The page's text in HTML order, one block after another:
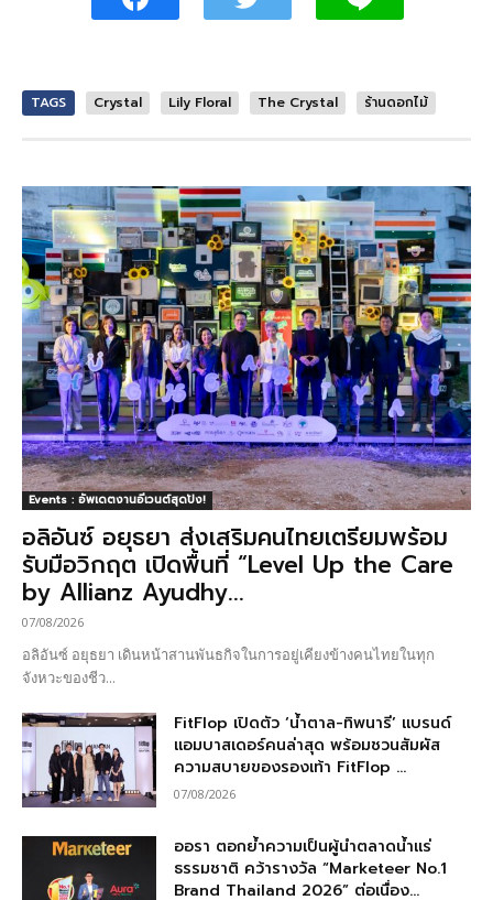
TAGS Crystal Lily Floral The Crystal ร้านดอกไม้
Events : อัพเดตงานอีเวนต์สุดปัง!
อลิอันซ์ อยุธยา ส่งเสริมคนไทยเตรียมพร้อม
รับมือวิกฤต เปิดพื้นที่ “Level Up the Care
by Allianz Ayudhy...
07/08/2026
อลิอันซ์ อยุธยา เดินหน้าสานพันธกิจในการอยู่เคียงข้างคนไทยในทุก
จังหวะของชีว...
FitFlop เปิดตัว ‘น้ำตาล-ทิพนารี’ แบรนด์
แอมบาสเดอร์คนล่าสุด พร้อมชวนสัมผัส
ความสบายของรองเท้า FitFlop ...
07/08/2026
ออรา ตอกย้ำความเป็นผู้นำตลาดน้ำแร่
ธรรมชาติ คว้ารางวัล “Marketeer No.1
Brand Thailand 2026” ต่อเนื่อง...